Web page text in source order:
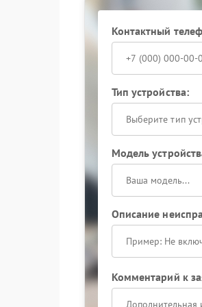
Powercom включает
последующей
устройство проходит
Доверьте заботу о
гарантированно
Контактный
Тип устройства:
Выберите тип
Модель
Описание
Комментарий к